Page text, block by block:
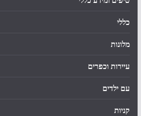
כללי
מלונות
עיירות וכפרים
עם ילדים
קניות